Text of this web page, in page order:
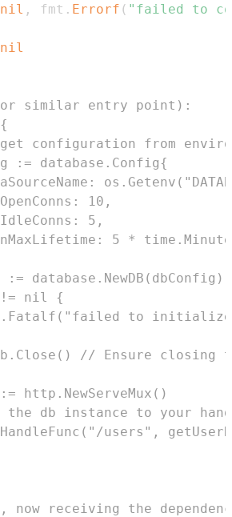
nil , fmt . Errorf ( "failed to
nil
similar entry point):
from
database.Config{
10,
5,
5 *
nil {
to initialize
// Ensure closing
db instance to your
users",
now receiving the